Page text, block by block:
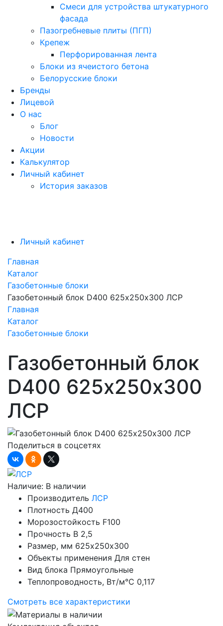
Смеси для устройства штукатурного
фасада
Пазогребневые плиты (ПГП)
Крепеж
Перфорированная лента
Блоки из ячеистого бетона
Белорусские блоки
Бренды
Лицевой
О нас
Блог
Новости
Акции
Калькулятор
Личный кабинет
История заказов
Личный кабинет
Главная
Каталог
Газобетонные блоки
Газобетонный блок D400 625х250х300 ЛСР
Главная
Каталог
Газобетонные блоки
Газобетонный блок
D400 625х250х300
ЛСР
Поделиться в соцсетях
Наличие: В наличии
Производитель ЛСР
Плотность Д400
Морозостойкость F100
Прочность B 2,5
Размер, мм 625х250х300
Объекты применения Для стен
Вид блока Прямоугольные
Теплопроводность, Вт/м°С 0,117
Смотреть все характеристики